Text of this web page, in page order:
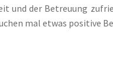
und der Betreuung
mal etwas positive